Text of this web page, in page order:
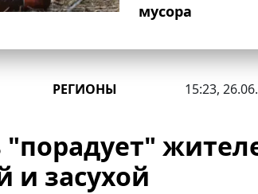
мусора
РЕГИОНЫ 15:23,
и засухой